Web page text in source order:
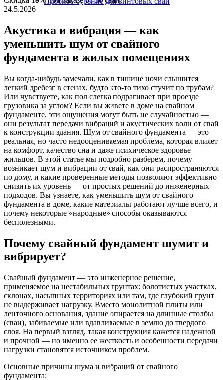
24.5.2026
Акустика и вибрация — как
уменьшить шум от свайного
фундамента в жилых помещениях
Вы когда-нибудь замечали, как в тишине ночи слышится
легкий дребезг в стенах, будто кто-то тихо стучит по трубам?
Или чувствуете, как пол слегка подрагивает при проезде
грузовика за углом? Если вы живете в доме на свайном
фундаменте, эти ощущения могут быть не случайностью —
они результат передачи вибраций и акустических волн от свай
к конструкции здания. Шум от свайного фундамента — это
реальная, но часто недооцениваемая проблема, которая влияет
на комфорт, качество сна и даже психическое здоровье
жильцов. В этой статье мы подробно разберем, почему
возникает шум и вибрации от свай, как они распространяются
по дому, и какие проверенные методы позволяют эффективно
снизить их уровень — от простых решений до инженерных
подходов. Вы узнаете, как уменьшить шум от свайного
фундамента в доме, какие материалы работают лучше всего, и
почему некоторые «народные» способы оказываются
бесполезными.
Почему свайный фундамент шумит и
вибрирует?
Свайный фундамент — это инженерное решение,
применяемое на нестабильных грунтах: болотистых участках,
склонах, насыпных территориях или там, где глубокий грунт
не выдерживает нагрузку. Вместо монолитной плиты или
ленточного основания, здание опирается на длинные столбы
(сваи), забиваемые или вдавливаемые в землю до твердого
слоя. На первый взгляд, такая конструкция кажется надежной
и прочной — но именно ее жесткость и особенности передачи
нагрузки становятся источником проблем.
Основные причины шума и вибраций от свайного
фундамента: